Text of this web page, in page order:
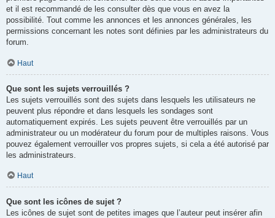
et il est recommandé de les consulter dès que vous en avez la
possibilité. Tout comme les annonces et les annonces générales, les
permissions concernant les notes sont définies par les administrateurs du
forum.
Haut
Que sont les sujets verrouillés ?
Les sujets verrouillés sont des sujets dans lesquels les utilisateurs ne
peuvent plus répondre et dans lesquels les sondages sont
automatiquement expirés. Les sujets peuvent être verrouillés par un
administrateur ou un modérateur du forum pour de multiples raisons. Vous
pouvez également verrouiller vos propres sujets, si cela a été autorisé par
les administrateurs.
Haut
Que sont les icônes de sujet ?
Les icônes de sujet sont de petites images que l’auteur peut insérer afin